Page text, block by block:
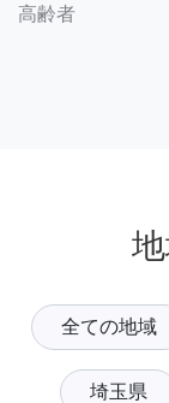
高齢者
全ての地域
埼玉県